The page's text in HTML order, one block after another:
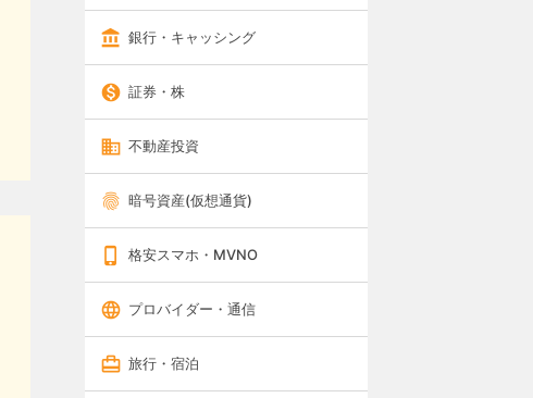
銀行・キャッシング
証券・株
不動産投資
暗号資産(仮想通貨)
格安スマホ・MVNO
プロバイダー・通信
旅行・宿泊